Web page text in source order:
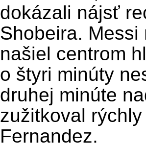
dokázali nájsť
Shobeira.
našiel centrom
o štyri minúty
druhej minúte
zužitkoval
Fernandez.